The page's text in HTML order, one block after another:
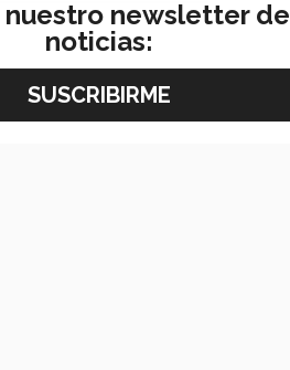
nuestro newsletter de
noticias: